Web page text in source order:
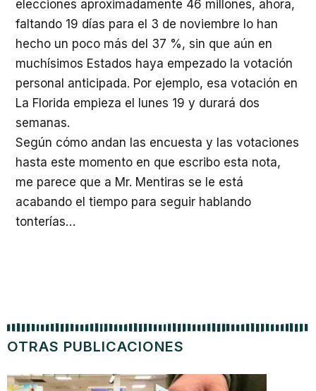
elecciones aproximadamente 46 millones, ahora,
faltando 19 días para el 3 de noviembre lo han
hecho un poco más del 37 %, sin que aún en
muchísimos Estados haya empezado la votación
personal anticipada. Por ejemplo, esa votación en
La Florida empieza el lunes 19 y durará dos
semanas.
Según cómo andan las encuesta y las votaciones
hasta este momento en que escribo esta nota,
me parece que a Mr. Mentiras se le está
acabando el tiempo para seguir hablando
tonterías…
OTRAS PUBLICACIONES